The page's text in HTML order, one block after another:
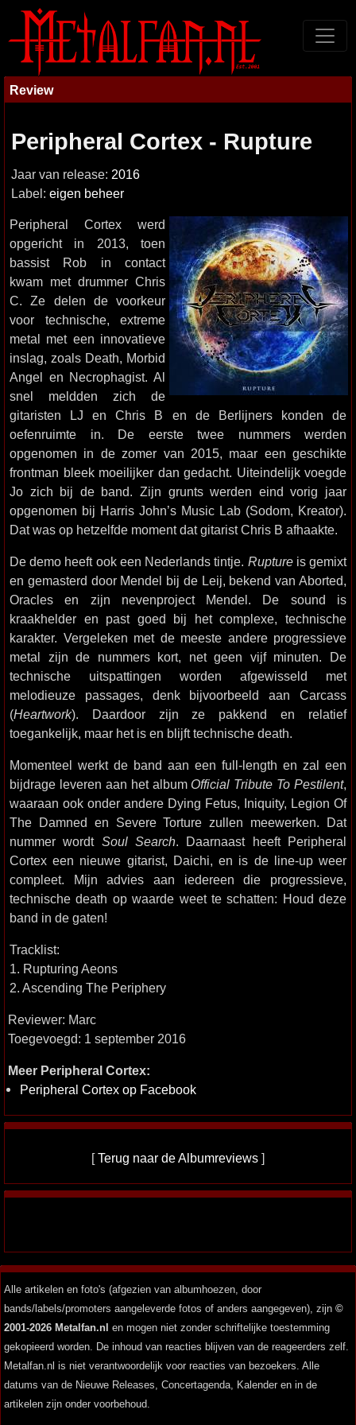
Review
Peripheral Cortex - Rupture
Jaar van release: 2016
Label: eigen beheer
Peripheral Cortex werd
opgericht in 2013, toen
bassist Rob in contact
kwam met drummer Chris
C. Ze delen de voorkeur
voor technische, extreme
metal met een innovatieve
inslag, zoals Death, Morbid
Angel en Necrophagist. Al
snel meldden zich de
gitaristen LJ en Chris B en de Berlijners konden de
oefenruimte in. De eerste twee nummers werden
opgenomen in de zomer van 2015, maar een geschikte
frontman bleek moeilijker dan gedacht. Uiteindelijk voegde
Jo zich bij de band. Zijn grunts werden eind vorig jaar
opgenomen bij Harris John’s Music Lab (Sodom, Kreator).
Dat was op hetzelfde moment dat gitarist Chris B afhaakte.
De demo heeft ook een Nederlands tintje. Ruptureis gemixt
en gemasterd door Mendel bij de Leij, bekend van Aborted,
Oracles en zijn nevenproject Mendel. De sound is
kraakhelder en past goed bij het complexe, technische
karakter. Vergeleken met de meeste andere progressieve
metal zijn de nummers kort, net geen vijf minuten. De
technische uitspattingen worden afgewisseld met
melodieuze passages, denk bijvoorbeeld aan Carcass
(Heartwork). Daardoor zijn ze pakkend en relatief
toegankelijk, maar het is en blijft technische death.
Momenteel werkt de band aan een full-length en zal een
bijdrage leveren aan het album Official Tribute To Pestilent,
waaraan ook onder andere Dying Fetus, Iniquity, Legion Of
The Damned en Severe Torture zullen meewerken. Dat
nummer wordt Soul Search. Daarnaast heeft Peripheral
Cortex een nieuwe gitarist, Daichi, en is de line-up weer
compleet. Mijn advies aan iedereen die progressieve,
technische death op waarde weet te schatten: Houd deze
band in de gaten!
Tracklist:
1. Rupturing Aeons
2. Ascending The Periphery
Reviewer: Marc
Toegevoegd: 1 september 2016
Meer Peripheral Cortex:
Peripheral Cortex op Facebook
[Terug naar de Albumreviews ]
Alle artikelen en foto's (afgezien van albumhoezen, door
bands/labels/promoters aangeleverde fotos of anders aangegeven), zijn ©
2001-2026 Metalfan.nl en mogen niet zonder schriftelijke toestemming
gekopieerd worden. De inhoud van reacties blijven van de reageerders zelf.
Metalfan.nl is niet verantwoordelijk voor reacties van bezoekers. Alle
datums van de Nieuwe Releases, Concertagenda, Kalender en in de
artikelen zijn onder voorbehoud.